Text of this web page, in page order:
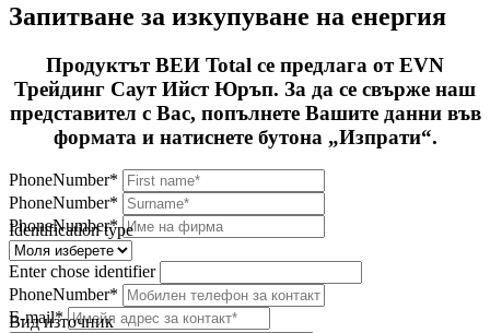
Запитване за изкупуване на енергия
Продуктът ВЕИ Total се предлага от EVN
Трейдинг Саут Ийст Юръп. За да се свърже наш
представител с Вас, попълнете Вашите данни във
формата и натиснете бутона „Изпрати“.
PhoneNumber*
PhoneNumber*
PhoneNumber*
Identification type
Enter chose identifier
PhoneNumber*
E-mail*
Вид източник